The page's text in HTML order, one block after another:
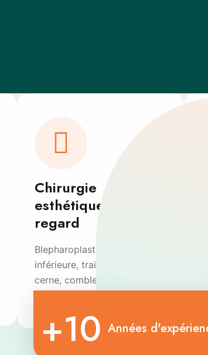
Chirurgie
esthétique du
regard
Blepharoplastie supérieure et
inférieure, traitement du
cerne, comblement…
+10 Années